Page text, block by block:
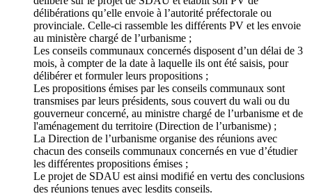
délibérations qu’elle envoie à l’autorité préfectorale ou
provinciale. Celle-ci rassemble les différents PV et les envoie
au ministère chargé de l’urbanisme ;
Les conseils communaux concernés disposent d’un délai de 3
mois, à compter de la date à laquelle ils ont été saisis, pour
délibérer et formuler leurs propositions ;
Les propositions émises par les conseils communaux sont
transmises par leurs présidents, sous couvert du wali ou du
gouverneur concerné, au ministre chargé de l’urbanisme et de
l'aménagement du territoire (Direction de l’urbanisme) ;
La Direction de l’urbanisme organise des réunions avec
chacun des conseils communaux concernés en vue d’étudier
les différentes propositions émises ;
Le projet de SDAU est ainsi modifié en vertu des conclusions
des réunions tenues avec lesdits conseils.